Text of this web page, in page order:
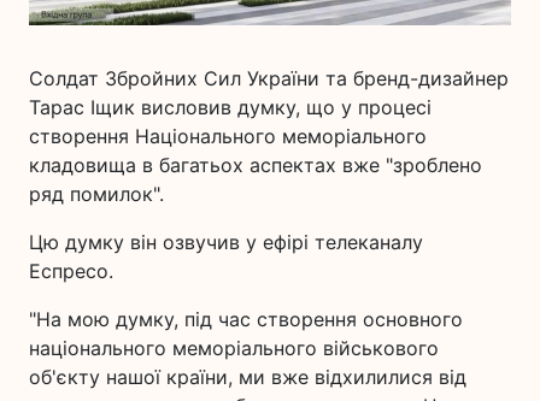
Солдат Збройних Сил України та бренд-дизайнер
Тарас Іщик висловив думку, що у процесі
створення Національного меморіального
кладовища в багатьох аспектах вже "зроблено
ряд помилок".
Цю думку він озвучив у ефірі телеканалу
Еспресо.
"На мою думку, під час створення основного
національного меморіального військового
об'єкту нашої країни, ми вже відхилилися від